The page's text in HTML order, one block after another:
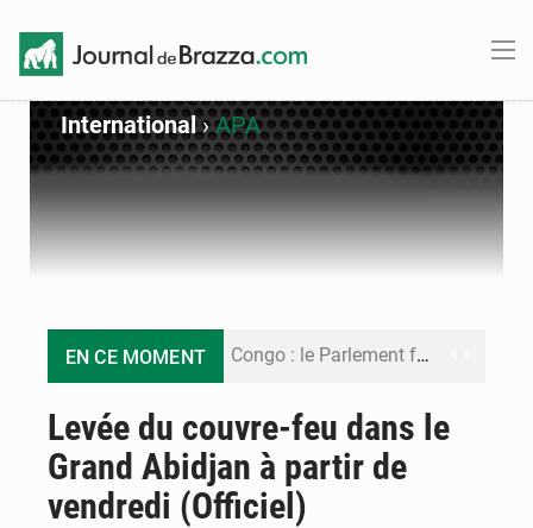
International›APA
EN CE MOMENT Congo : le Parlement formule 28 recommandations sur le Cadre budgétaire 2027-2029
Congo : Brazzaville se dote d’un plan d’action pour renforcer sa résilience climatique
Levée du couvre-feu dans le
Grand Abidjan à partir de
vendredi (Officiel)